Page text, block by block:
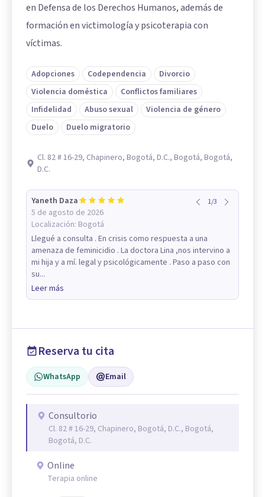
en Defensa de los Derechos Humanos, además de
formación en victimología y psicoterapia con
víctimas.
Adopciones Codependencia
Divorcio
Violencia doméstica
Conflictos familiares
Infidelidad
Abuso sexual
Violencia de género
Duelo
Duelo migratorio
Cl. 82 # 16-29, Chapinero, Bogotá, D.C., Bogotá, Bogotá,
D.C.
Yaneth Daza
5 de agosto de 2026
Localización: Bogotá
1/3
Llegué a consulta . En crisis como respuesta a una
amenaza de feminicidio . La doctora Lina ,nos intervino a
mi hija y a mí. legal y psicológicamente . Paso a paso con
su...
Leer más
Reserva tu cita
WhatsApp Email
Consultorio
Cl. 82 # 16-29, Chapinero, Bogotá, D.C., Bogotá,
Bogotá, D.C.
Online
Terapia online